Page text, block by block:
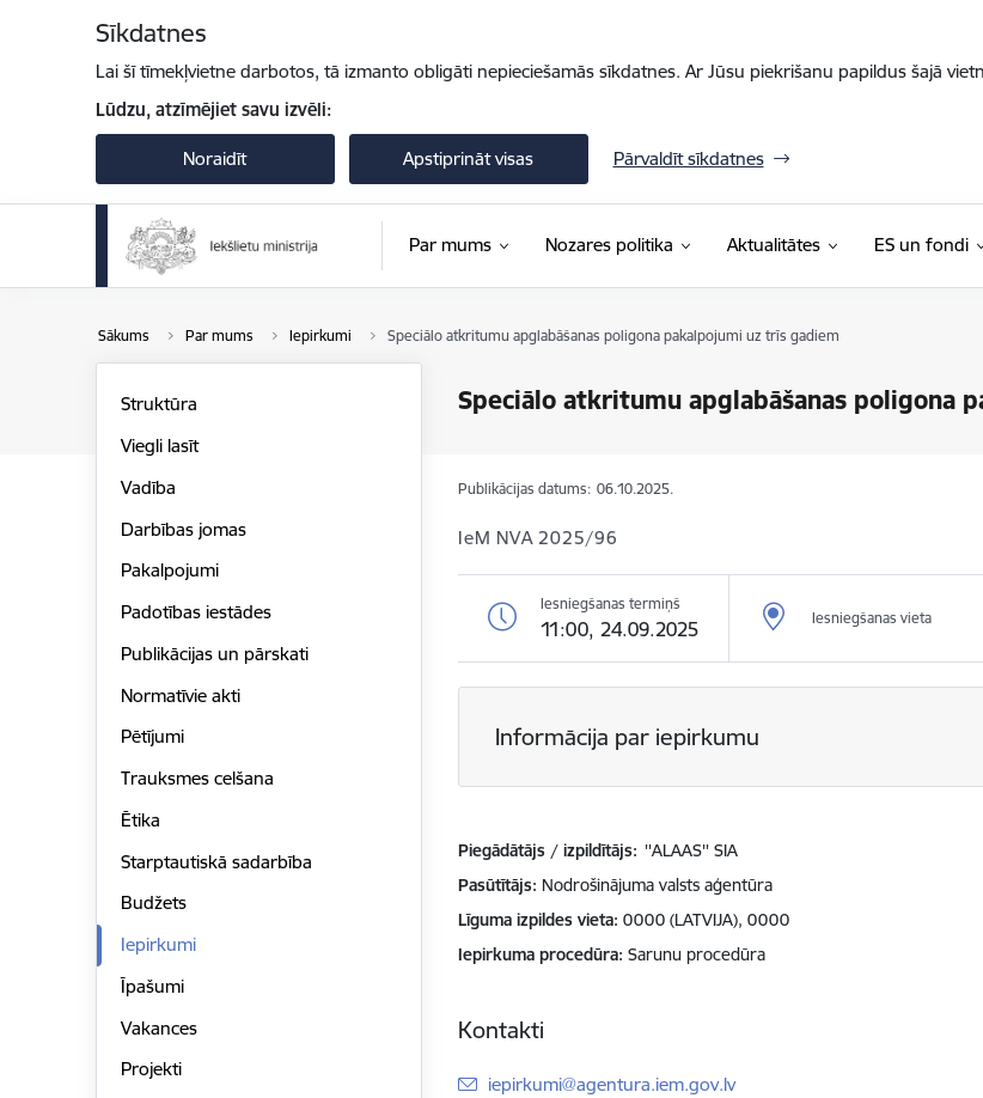
Sīkdatnes
Lai šī tīmekļvietne darbotos, tā izmanto obligāti nepieciešamās sīkdatnes. Ar Jūsu piekrišanu papildus šajā
Lūdzu, atzīmējiet savu izvēli:
Noraidīt Apstiprināt visas Pārvaldīt sīkdatnes
Par mums Nozares politika Aktualitātes ES un fondi
Sākums Par mums Iepirkumi Speciālo atkritumu apglabāšanas poligona pakalpojumi uz trīs gadiem
Speciālo atkritumu apglabāšanas poligona
Struktūra
Viegli lasīt
Vadība
Darbības jomas
Pakalpojumi
Padotības iestādes
Publikācijas un pārskati
Normatīvie akti
Pētījumi
Trauksmes celšana
Ētika
Starptautiskā sadarbība
Budžets
Iepirkumi
Īpašumi
Vakances
Projekti
Publikācijas datums: 06.10.2025.
IeM NVA 2025/96
Iesniegšanas termiņš
11:00, 24.09.2025 Iesniegšanas vieta
Informācija par iepirkumu
Piegādātājs / izpildītājs: ''ALAAS'' SIA
Pasūtītājs Nodrošinājuma valsts aģentūra
Līguma izpildes vieta 0000 (LATVIJA), 0000
Iepirkuma procedūra Sarunu procedūra
Kontakti
E-pasts:
iepirkumi@agentura.iem.gov.lv